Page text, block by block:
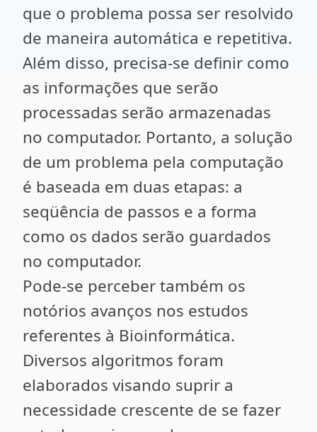
que o problema possa ser resolvido
de maneira automática e repetitiva.
Além disso, precisa-se definir como
as informações que serão
processadas serão armazenadas
no computador. Portanto, a solução
de um problema pela computação
é baseada em duas etapas: a
seqüência de passos e a forma
como os dados serão guardados
no computador.
Pode-se perceber também os
notórios avanços nos estudos
referentes à Bioinformática.
Diversos algoritmos foram
elaborados visando suprir a
necessidade crescente de se fazer